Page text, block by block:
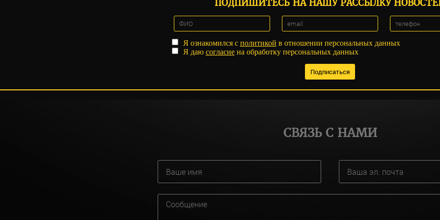
ПОДПИШИТЕСЬ НА НАШУ РАССЫЛКУ
Я ознакомился с политикой в отношении персональных данных
Я даю согласиена обработку персональных данных
СВЯЗЬ С НАМИ